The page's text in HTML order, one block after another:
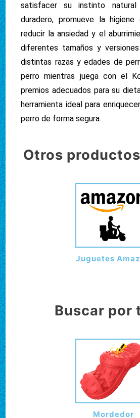
satisfacer su instinto
duradero, promueve la
reducir la ansiedad y el
diferentes tamaños y
distintas razas y edades de
perro mientras juega con el
premios adecuados para su
herramienta ideal para
perro de forma segura.
Otros
Juguetes
Buscar por
Mordedor